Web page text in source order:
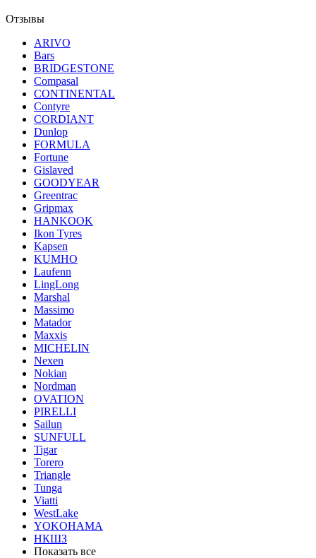
Отзывы
ARIVO
Bars
BRIDGESTONE
Compasal
CONTINENTAL
Contyre
CORDIANT
Dunlop
FORMULA
Fortune
Gislaved
GOODYEAR
Greentrac
Gripmax
HANKOOK
Ikon Tyres
Kapsen
KUMHO
Laufenn
LingLong
Marshal
Massimo
Matador
Maxxis
MICHELIN
Nexen
Nokian
Nordman
OVATION
PIRELLI
Sailun
SUNFULL
Tigar
Torero
Triangle
Tunga
Viatti
WestLake
YOKOHAMA
НКШЗ
Показать все